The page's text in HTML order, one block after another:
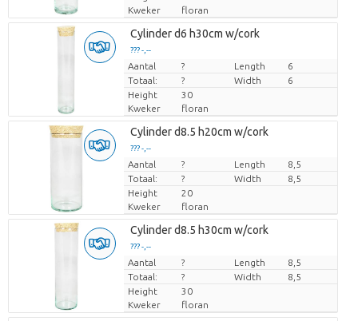
Kweker
floran
Cylinder d6 h30cm w/cork
??? -,--
Prijs per stuk
Aantal ? Length
6
Totaal:
? Width
6
Height
30
Kweker
floran
Cylinder d8.5 h20cm w/cork
??? -,--
Prijs per stuk
Aantal ? Length
8,5
Totaal:
? Width
8,5
Height
20
Kweker
floran
Cylinder d8.5 h30cm w/cork
??? -,--
Prijs per stuk
Aantal ? Length
8,5
Totaal:
? Width
8,5
Height
30
Kweker
floran